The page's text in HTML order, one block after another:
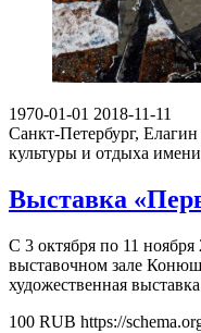
1970-01-01 2018-11-11
Санкт-Петербург, Елагин
культуры и отдыха
Выставка
С 3 октября по 11
выставочном зале
художественная
100 RUB https://